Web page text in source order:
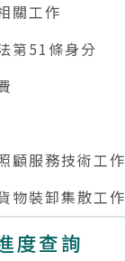
關工作
第51條身分
顧服務技術工作
物裝卸集散工作
度查詢